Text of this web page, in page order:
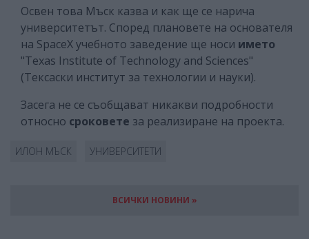
Освен това Мъск казва и как ще се нарича
университетът. Според плановете на основателя
на SpaceX учебното заведение ще носи името
"Texas Institute of Technology and Sciences"
(Тексаски институт за технологии и науки).
Засега не се съобщават никакви подробности
относно сроковете за реализиране на проекта.
ИЛОН МЪСК УНИВЕРСИТЕТИ
ВСИЧКИ НОВИНИ »